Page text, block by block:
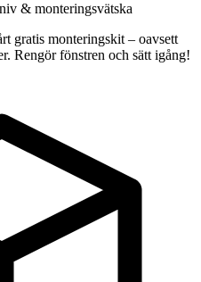
& monteringsvätska
gratis monteringskit – oavsett
Rengör fönstren och sätt igång!